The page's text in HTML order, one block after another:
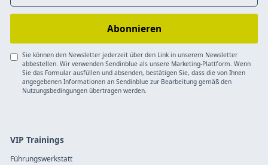
Sie können den Newsletter jederzeit über den Link in unserem Newsletter
abbestellen. Wir verwenden Sendinblue als unsere Marketing-Plattform. Wenn
Sie das Formular ausfüllen und absenden, bestätigen Sie, dass die von Ihnen
angegebenen Informationen an Sendinblue zur Bearbeitung gemäß den
Nutzungsbedingungen übertragen werden.
VIP Trainings
Führungswerkstatt